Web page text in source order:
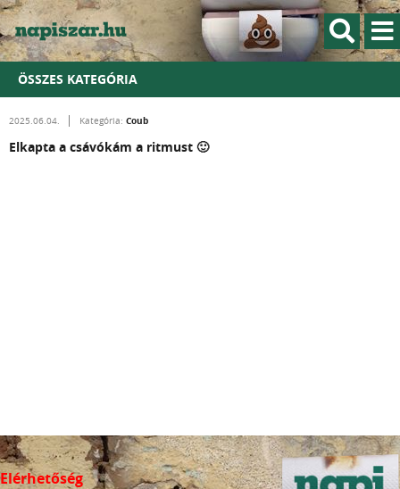
ÖSSZES KATEGÓRIA
2025.06.04. Kategória: Coub
Elkapta a csávókám a ritmust 🙂
Elérhetőség